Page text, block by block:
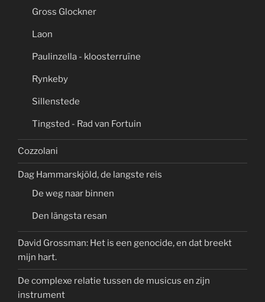
Gross Glockner
Laon
Paulinzella - kloosterruïne
Rynkeby
Sillenstede
Tingsted - Rad van Fortuin
Cozzolani
Dag Hammarskjöld, de langste reis
De weg naar binnen
Den längsta resan
David Grossman: Het is een genocide, en dat breekt
mijn hart.
De complexe relatie tussen de musicus en zijn
instrument